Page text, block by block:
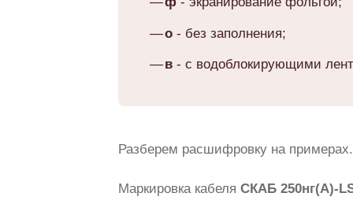
о- без заполнения;
в- с водоблокирующими
Разберем расшифровку на примерах.
Маркировка кабеля СКАБ 250нг(А)-